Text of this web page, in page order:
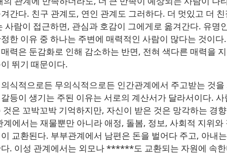
간다. 친구 관계도, 연인 관계도 그러하다. 더 멋있고 더
사람이 접근하면, 관심과 호감이 그에게로 옮겨간다. 유명
한 이유 중 하나는 주변에 매력적인 사람이 많다는 것이다
력은 둔감화로 인해 감소하는 반면, 전혀 색다른 매력을
뛰기 때문이다.
식적으로든 무의식적으로든 인간관계에서 주고받는 것
등이 생기는 주된 이유는 서로의 계산서가 달라서이다.
것은 꼬박꼬박 기억하지만, 자신이 받은 것은 망각하는 경
계에서는 재물뿐만 아니라 애정, 돌봄, 정보, 사회적 지위와
교환된다. 부부관계에서 남편은 돈을 벌어다 주고, 아내
. 이성 관계에서는 외모나 ******도 교환되는 자원에 속